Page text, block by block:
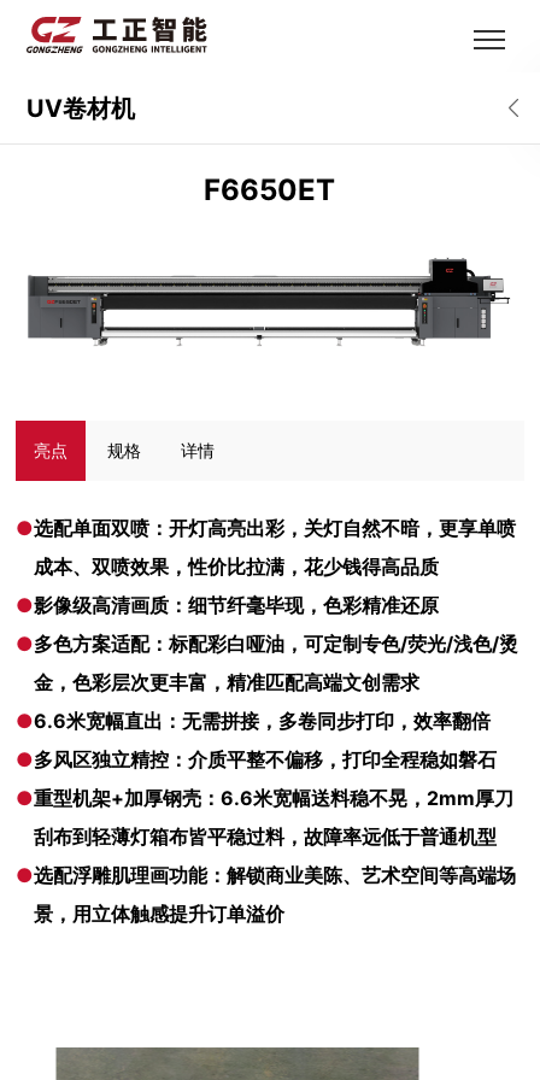
UV卷材机
F6650ET
亮点 规格 详情
●选配单面双喷：开灯高亮出彩，关灯自然不暗，更享单喷
成本、双喷效果，性价比拉满，花少钱得高品质
●影像级高清画质：细节纤毫毕现，色彩精准还原
●多色方案适配：标配彩白哑油，可定制专色/荧光/浅色/烫
金，色彩层次更丰富，精准匹配高端文创需求
●6.6米宽幅直出：无需拼接，多卷同步打印，效率翻倍
●多风区独立精控：介质平整不偏移，打印全程稳如磐石
●重型机架+加厚钢壳：6.6米宽幅送料稳不晃，2mm厚刀
刮布到轻薄灯箱布皆平稳过料，故障率远低于普通机型
●选配浮雕肌理画功能：解锁商业美陈、艺术空间等高端场
景，用立体触感提升订单溢价